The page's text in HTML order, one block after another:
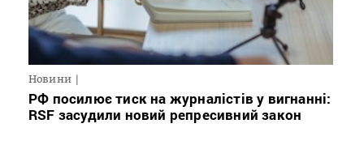
Новини
РФ посилює тиск на журналістів у вигнанні:
RSF засудили новий репресивний закон